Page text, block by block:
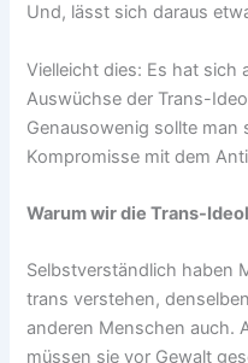
Und, lässt sich daraus
Vielleicht dies: Es hat sich
Auswüchse der Trans-
Genausowenig sollte man
Kompromisse mit dem
Warum wir die Trans-
Selbstverständlich haben
trans verstehen,
anderen Menschen auch.
müssen sie vor Gewalt